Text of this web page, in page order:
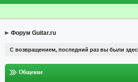
Форум Guitar.ru
С возвращением, последний раз вы были
Общение